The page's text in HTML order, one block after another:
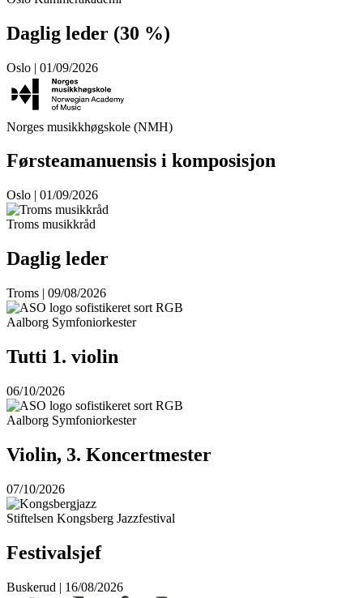
Daglig leder (30 %)
Oslo | 01/09/2026
Norges musikkhøgskole (NMH)
Førsteamanuensis i komposisjon
Oslo | 01/09/2026
Troms musikkråd
Daglig leder
Troms | 09/08/2026
Aalborg Symfoniorkester
Tutti 1. violin
06/10/2026
Aalborg Symfoniorkester
Violin, 3. Koncertmester
07/10/2026
Stiftelsen Kongsberg Jazzfestival
Festivalsjef
Buskerud | 16/08/2026